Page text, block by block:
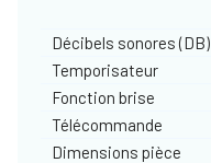
Décibels sonores (DB)
Temporisateur
Fonction brise
Télécommande
Dimensions pièce